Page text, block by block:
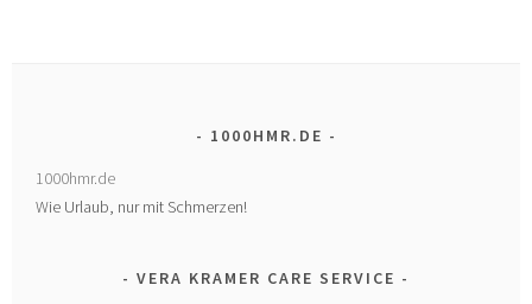
1000HMR.DE
1000hmr.de
Wie Urlaub, nur mit Schmerzen!
VERA KRAMER CARE SERVICE